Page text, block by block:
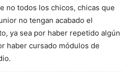
no todos los chicos, chicas que
no tengan acabado el
ya sea por haber repetido algún
haber cursado módulos de